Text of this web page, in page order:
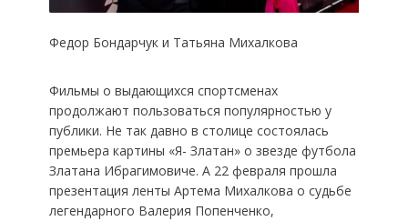
Федор Бондарчук и Татьяна Михалкова
Фильмы о выдающихся спортсменах
продолжают пользоваться популярностью у
публики. Не так давно в столице состоялась
премьера картины «Я- Златан» о звезде футбола
Златана Ибрагимовиче. А 22 февраля прошла
презентация ленты Артема Михалкова о судьбе
легендарного Валерия Попенченко,